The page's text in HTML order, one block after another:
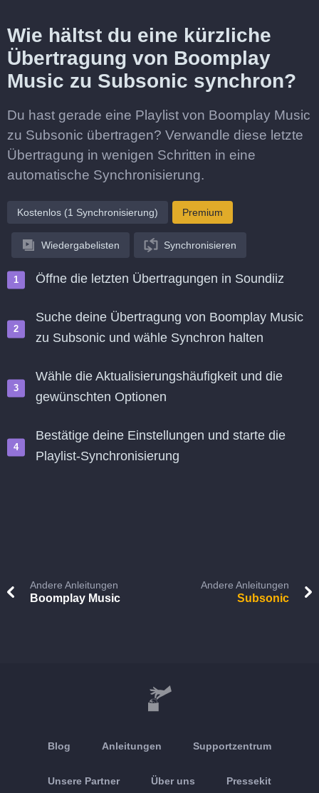
Wie hältst du eine kürzliche
Übertragung von Boomplay
Music zu Subsonic synchron?
Du hast gerade eine Playlist von Boomplay Music
zu Subsonic übertragen? Verwandle diese letzte
Übertragung in wenigen Schritten in eine
automatische Synchronisierung.
Kostenlos (1 Synchronisierung) Premium
Wiedergabelisten Synchronisieren
Öffne die letzten Übertragungen in Soundiiz
Suche deine Übertragung von Boomplay Music
zu Subsonic und wähle Synchron halten
Wähle die Aktualisierungshäufigkeit und die
gewünschten Optionen
Bestätige deine Einstellungen und starte die
Playlist-Synchronisierung
Andere Anleitungen
Boomplay Music
Andere Anleitungen
Subsonic
Blog Anleitungen Supportzentrum
Unsere Partner Über uns Pressekit